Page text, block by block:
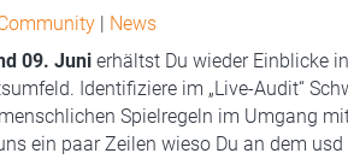
|
News
09. Juni erhältst Du wieder Einblicke
Identifiziere im „Live-Audit“
Spielregeln im Umgang
ein paar Zeilen wieso Du an dem